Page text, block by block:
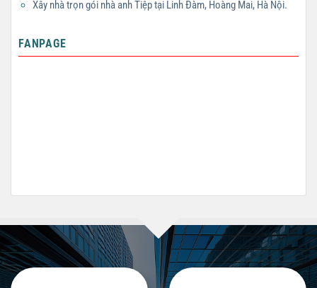
Xây nhà trọn gói nhà anh Tiệp tại Linh Đàm, Hoàng Mai, Hà Nội.
FANPAGE